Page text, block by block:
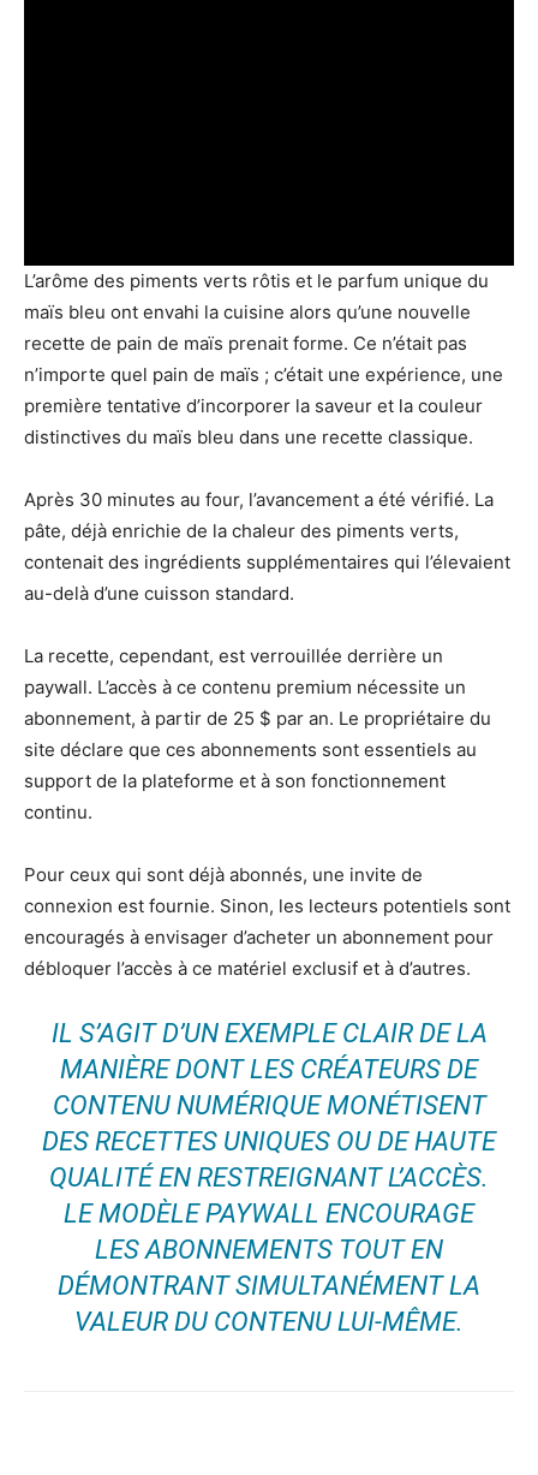
L’arôme des piments verts rôtis et le parfum unique du
maïs bleu ont envahi la cuisine alors qu’une nouvelle
recette de pain de maïs prenait forme. Ce n’était pas
n’importe quel pain de maïs ; c’était une expérience, une
première tentative d’incorporer la saveur et la couleur
distinctives du maïs bleu dans une recette classique.
Après 30 minutes au four, l’avancement a été vérifié. La
pâte, déjà enrichie de la chaleur des piments verts,
contenait des ingrédients supplémentaires qui l’élevaient
au-delà d’une cuisson standard.
La recette, cependant, est verrouillée derrière un
paywall. L’accès à ce contenu premium nécessite un
abonnement, à partir de 25 $ par an. Le propriétaire du
site déclare que ces abonnements sont essentiels au
support de la plateforme et à son fonctionnement
continu.
Pour ceux qui sont déjà abonnés, une invite de
connexion est fournie. Sinon, les lecteurs potentiels sont
encouragés à envisager d’acheter un abonnement pour
débloquer l’accès à ce matériel exclusif et à d’autres.
IL S’AGIT D’UN EXEMPLE CLAIR DE LA
MANIÈRE DONT LES CRÉATEURS DE
CONTENU NUMÉRIQUE MONÉTISENT
DES RECETTES UNIQUES OU DE HAUTE
QUALITÉ EN RESTREIGNANT L’ACCÈS.
LE MODÈLE PAYWALL ENCOURAGE
LES ABONNEMENTS TOUT EN
DÉMONTRANT SIMULTANÉMENT LA
VALEUR DU CONTENU LUI-MÊME.